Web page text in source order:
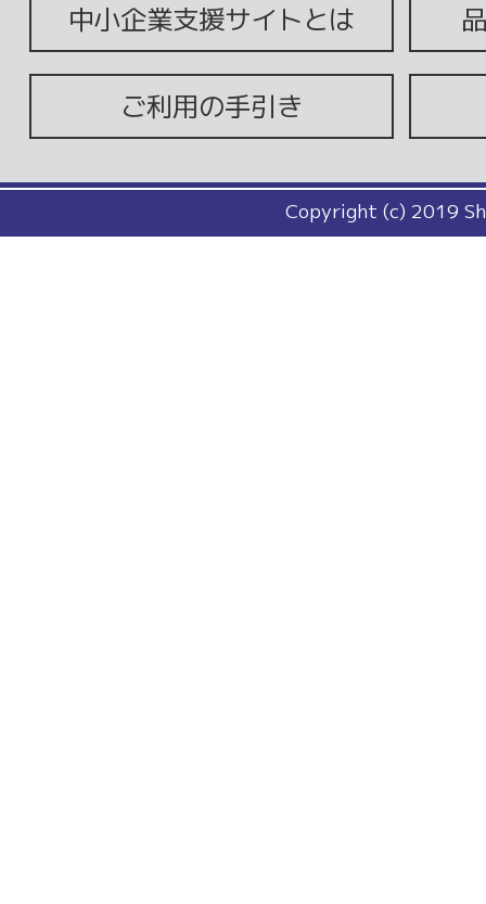
中小企業支援サイトとは
ご利用の手引き
Copyright (c) 2019